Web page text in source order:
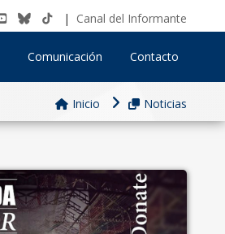
| Canal del Informante
Comunicación Contacto
Inicio Noticias